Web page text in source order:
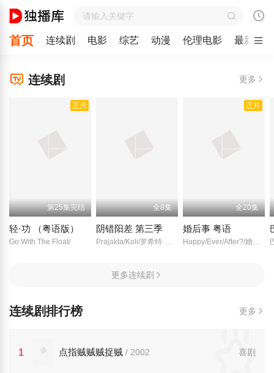
首页 连续剧 电影 综艺 动漫 伦理电影 最新
连续剧 更多
正片
第25集完结
轻·功 （粤语版）
Go With The Float/
全8集
阴错阳差 第三季
Prajakta/Koli/罗希特·萨拉夫/
正片
全20集
婚后事 粤语
Happy/Ever/After?/婚後事/
更多连续剧
连续剧排行榜 更多
1 喜剧
点指贼贼贼捉贼 / 2002